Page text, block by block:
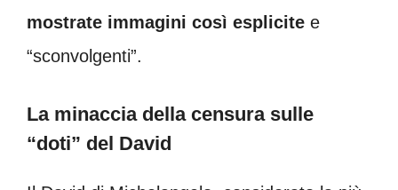
mostrate immagini così esplicite e
“sconvolgenti”.
La minaccia della censura sulle
“doti” del David